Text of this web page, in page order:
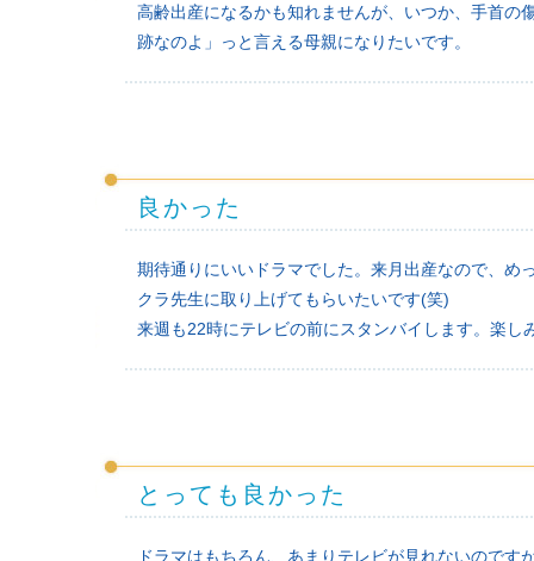
高齢出産になるかも知れませんが、いつか、手首の
跡なのよ」っと言える母親になりたいです。
良かった
期待通りにいいドラマでした。来月出産なので、め
クラ先生に取り上げてもらいたいです(笑)
来週も22時にテレビの前にスタンバイします。楽し
とっても良かった
ドラマはもちろん、あまりテレビが見れないので